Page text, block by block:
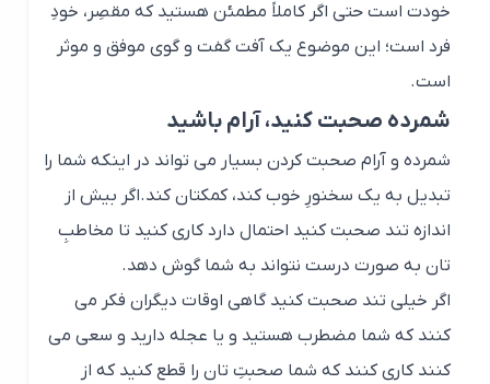
خودت است حتی اگر کاملاً مطمئن هستید که مقصِر، خودِ
فرد است؛ این موضوع یک آفت گفت و گوی موفق و موثر
است.
شمرده صحبت کنید، آرام باشید
شمرده و آرام صحبت کردن بسیار می تواند در اینکه شما را
تبدیل به یک سخنورِ خوب کند، کمکتان کند.اگر بیش از
اندازه تند صحبت کنید احتمال دارد کاری کنید تا مخاطبِ
تان به صورت درست نتواند به شما گوش دهد.
اگر خیلی تند صحبت کنید گاهی اوقات دیگران فکر می
کنند که شما مضطرب هستید و یا عجله دارید و سعی می
کنند کاری کنند که شما صحبتِ تان را قطع کنید که از